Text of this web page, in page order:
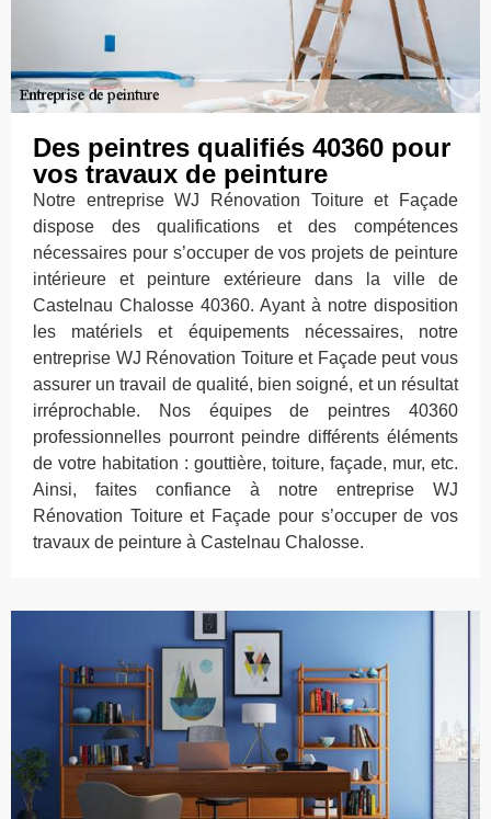
Des peintres qualifiés 40360 pour
vos travaux de peinture
Notre entreprise WJ Rénovation Toiture et Façade
dispose des qualifications et des compétences
nécessaires pour s’occuper de vos projets de peinture
intérieure et peinture extérieure dans la ville de
Castelnau Chalosse 40360. Ayant à notre disposition
les matériels et équipements nécessaires, notre
entreprise WJ Rénovation Toiture et Façade peut vous
assurer un travail de qualité, bien soigné, et un résultat
irréprochable. Nos équipes de peintres 40360
professionnelles pourront peindre différents éléments
de votre habitation : gouttière, toiture, façade, mur, etc.
Ainsi, faites confiance à notre entreprise WJ
Rénovation Toiture et Façade pour s’occuper de vos
travaux de peinture à Castelnau Chalosse.